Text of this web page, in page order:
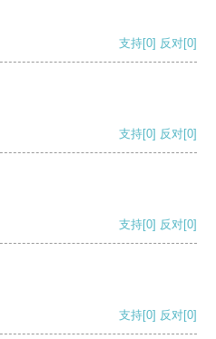
支持[0] 反对[0]
支持[0] 反对[0]
支持[0] 反对[0]
支持[0] 反对[0]